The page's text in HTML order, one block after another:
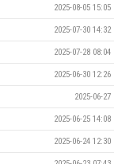
2025-08-05 15:05
2025-07-30 14:32
2025-07-28 08:04
2025-06-30 12:26
2025-06-27
2025-06-25 14:08
2025-06-24 12:30